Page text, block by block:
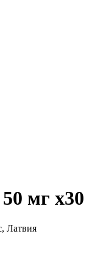
мг x30
Латвия